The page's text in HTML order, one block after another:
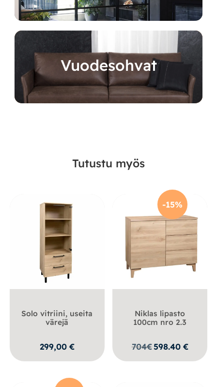
Vuodesohvat
Tutustu myös
Solo vitriini, useita
värejä
299,00 €
-15%
Niklas lipasto
100cm nro 2.3
704€598.40 €